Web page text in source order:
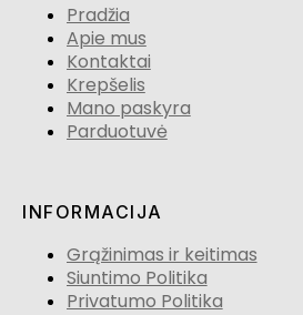
Pradžia
Apie mus
Kontaktai
Krepšelis
Mano paskyra
Parduotuvė
INFORMACIJA
Grąžinimas ir keitimas
Siuntimo Politika
Privatumo Politika